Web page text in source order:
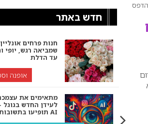
הדפס
חדש באתר
חנות פרחים
שמביאה רגש, יופי
עד הדלת
אופנה
מתאימים את
לעידן החדש בגוגל
תופיעו בתשובות AI